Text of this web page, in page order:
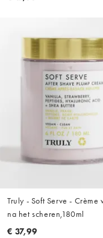
Truly - Soft Serve - Crème
na het scheren,180ml
€ 37,99